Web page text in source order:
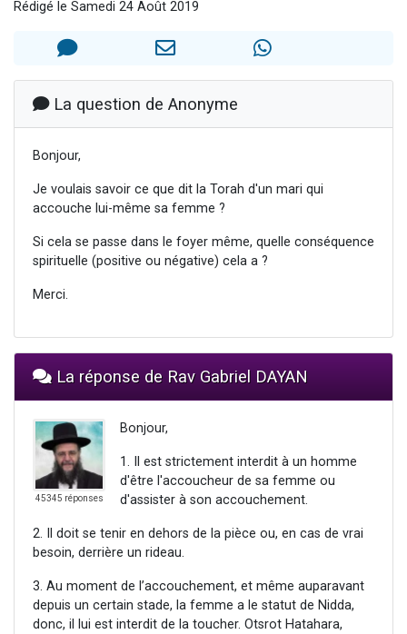
Il reste 49 places pour étudier en groupe sur Zoom
12 nouvelles musiques dans Torah-Box Music
2 personnes viennent de nous rejoindre sur WhatsApp
Rédigé le Samedi 24 Août 2019
La question de Anonyme
Bonjour,
Je voulais savoir ce que dit la Torah d'un mari qui
accouche lui-même sa femme ?
Si cela se passe dans le foyer même, quelle conséquence
spirituelle (positive ou négative) cela a ?
Merci.
La réponse de Rav Gabriel DAYAN
45345 réponses
Bonjour,
1. Il est strictement interdit à un homme
d'être l'accoucheur de sa femme ou
d'assister à son accouchement.
2. Il doit se tenir en dehors de la pièce ou, en cas de vrai
besoin, derrière un rideau.
3. Au moment de l’accouchement, et même auparavant
depuis un certain stade, la femme a le statut de Nidda,
donc, il lui est interdit de la toucher. Otsrot Hatahara,